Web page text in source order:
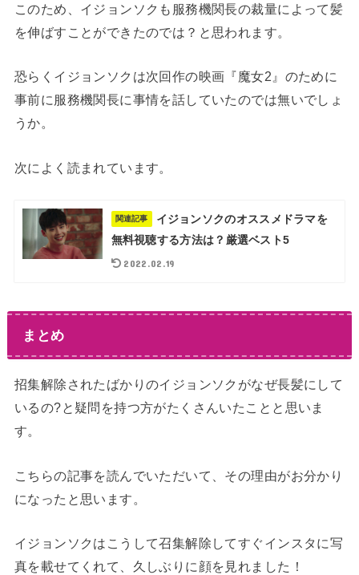
このため、イジョンソクも服務機関長の裁量によって髪
を伸ばすことができたのでは？と思われます。
恐らくイジョンソクは次回作の映画『魔女2』のために
事前に服務機関長に事情を話していたのでは無いでしょ
うか。
次によく読まれています。
関連記事
イジョンソクのオススメドラマを
無料視聴する方法は？厳選ベスト5
2022.02.19
まとめ
招集解除されたばかりのイジョンソクがなぜ長髪にして
いるの?と疑問を持つ方がたくさんいたことと思いま
す。
こちらの記事を読んでいただいて、その理由がお分かり
になったと思います。
イジョンソクはこうして召集解除してすぐインスタに写
真を載せてくれて、久しぶりに顔を見れました！